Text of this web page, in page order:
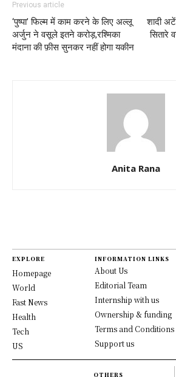
Previous article
‘पुष्पा’ फिल्म में काम करने के लिए अल्लू
अर्जुन ने वसूले इतने करोड़,रश्मिका
मंदाना की फ़ीस सुनकर नहीं होगा यकीन
शादी
सितारे
Anita Rana
EXPLORE
Homepage
World
Fast News
Health
Tech
US
INFORMATION LINKS
About Us
Editorial Team
Internship with us
Ownership & funding
Terms and Conditions
Support us
OTHERS